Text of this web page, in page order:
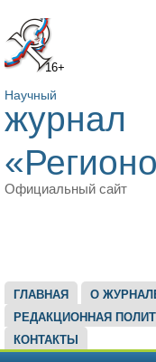
16+
Научный
журнал
Официальный сайт
ГЛАВНОЕ МЕНЮ
ГЛАВНАЯ О
РЕДАКЦИОННАЯ
КОНТАКТЫ